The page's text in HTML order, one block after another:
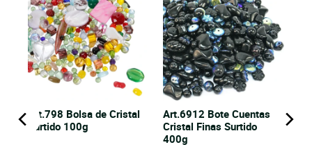
Art.798 Bolsa de Cristal
Surtido 100g
Art.6912 Bote Cuentas de
Cristal Finas Surtido
400g